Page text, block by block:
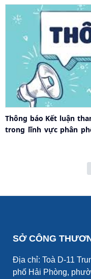
Thông báo Kết luận
trong lĩnh vực phân
SỞ CÔNG
Địa chỉ: Toà D-11
phố Hải Phòng,